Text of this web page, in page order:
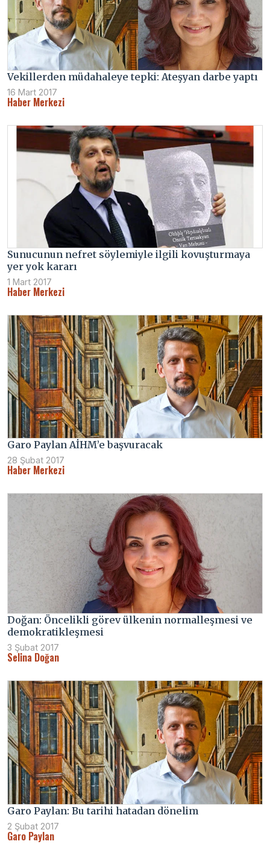
Vekillerden müdahaleye tepki: Ateşyan darbe yaptı
16 Mart 2017
Haber Merkezi
Sunucunun nefret söylemiyle ilgili kovuşturmaya
yer yok kararı
1 Mart 2017
Haber Merkezi
Garo Paylan AİHM’e başvuracak
28 Şubat 2017
Haber Merkezi
Doğan: Öncelikli görev ülkenin normalleşmesi ve
demokratikleşmesi
3 Şubat 2017
Selina Doğan
Garo Paylan: Bu tarihi hatadan dönelim
2 Şubat 2017
Garo Paylan